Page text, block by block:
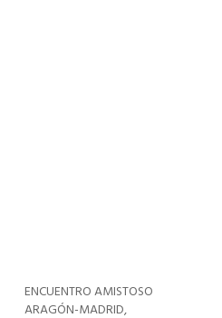
ENCUENTRO AMISTOSO
ARAGÓN-MADRID,